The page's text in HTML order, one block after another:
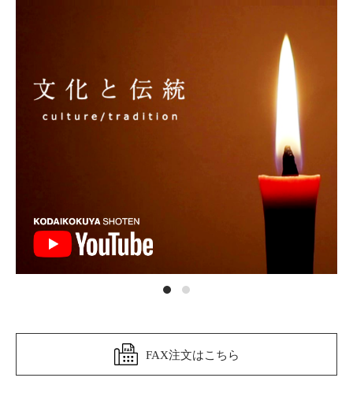
FAX注文はこちら